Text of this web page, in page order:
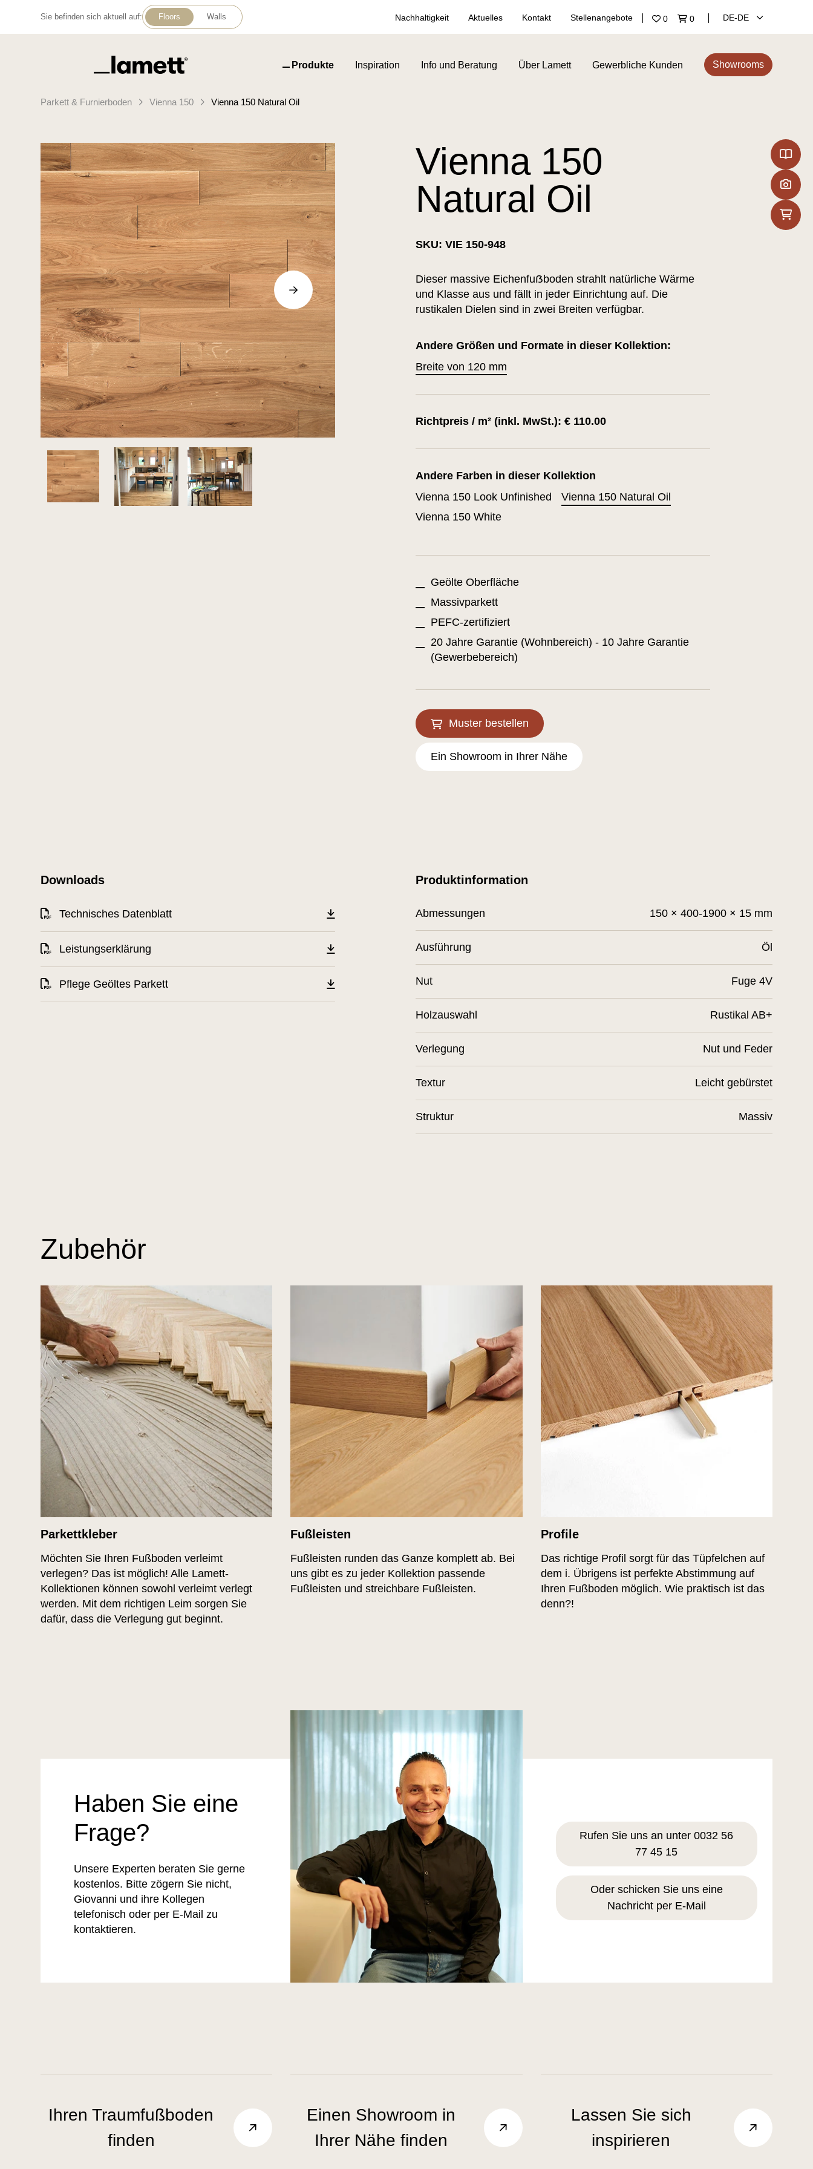
Sie befinden sich aktuell auf: Floors Walls Nachhaltigkeit Aktuelles Kontakt Stellenangebote 0 0 DE‑DE
Zurück zur Startseite Produkte Inspiration Info und Beratung Über Lamett Gewerbliche Kunden Showrooms
Parkett & Furnierboden Vienna 150 Vienna 150 Natural Oil
Vienna 150
Natural Oil
SKU: VIE 150-948
Dieser massive Eichenfuẞboden strahlt natürliche Wärme
und Klasse aus und fällt in jeder Einrichtung auf. Die
rustikalen Dielen sind in zwei Breiten verfügbar.
Andere Größen und Formate in dieser Kollektion:
Breite von 120 mm
Richtpreis / m² (inkl. MwSt.): € 110.00
Andere Farben in dieser Kollektion
Vienna 150 Look Unfinished
Vienna 150 Natural Oil
Vienna 150 White
Geölte Oberfläche
Massivparkett
PEFC-zertifiziert
20 Jahre Garantie (Wohnbereich) - 10 Jahre Garantie
(Gewerbebereich)
Muster bestellen
Ein Showroom in Ihrer Nähe
Downloads
Technisches Datenblatt
Leistungserklärung
Pflege Geöltes Parkett
Produktinformation
Abmessungen 150 × 400-1900 × 15 mm
Ausführung Öl
Nut Fuge 4V
Holzauswahl Rustikal AB+
Verlegung Nut und Feder
Textur Leicht gebürstet
Struktur Massiv
Zubehör
Parkettkleber
Möchten Sie Ihren Fußboden verleimt
verlegen? Das ist möglich! Alle Lamett-
Kollektionen können sowohl verleimt verlegt
werden. Mit dem richtigen Leim sorgen Sie
dafür, dass die Verlegung gut beginnt.
Fußleisten
Fußleisten runden das Ganze komplett ab. Bei
uns gibt es zu jeder Kollektion passende
Fußleisten und streichbare Fußleisten.
Profile
Das richtige Profil sorgt für das Tüpfelchen auf
dem i. Übrigens ist perfekte Abstimmung auf
Ihren Fußboden möglich. Wie praktisch ist das
denn?!
Haben Sie eine
Frage?
Unsere Experten beraten Sie gerne
kostenlos. Bitte zögern Sie nicht,
Giovanni und ihre Kollegen
telefonisch oder per E-Mail zu
kontaktieren.
Rufen Sie uns an unter 0032 56
77 45 15
Oder schicken Sie uns eine
Nachricht per E-Mail
Ihren Traumfußboden
finden
Einen Showroom in
Ihrer Nähe finden
Lassen Sie sich
inspirieren